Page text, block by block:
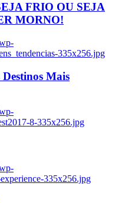
FRIO OU SEJA
MORNO!
335x256.jpg
Mais
8-335x256.jpg
335x256.jpg